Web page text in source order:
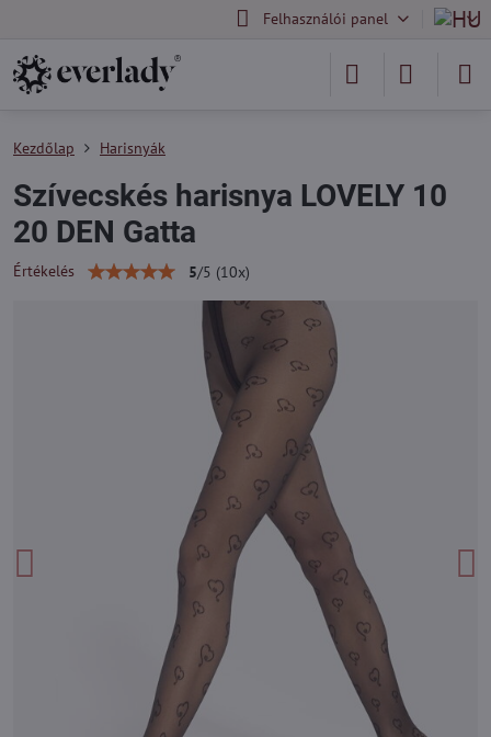
Felhasználói panel
Kezdőlap Harisnyák
Szívecskés harisnya LOVELY 10
20 DEN Gatta
Értékelés 5/5 (10x)